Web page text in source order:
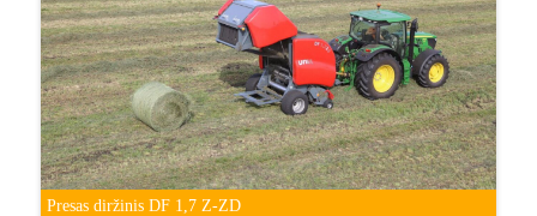
Presas diržinis DF 1,7 Z-ZD